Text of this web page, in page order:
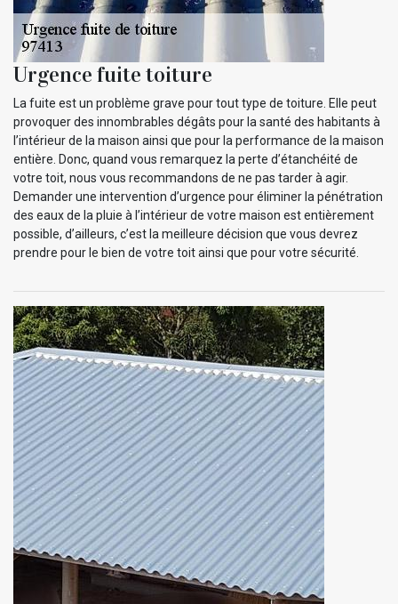
Urgence fuite toiture
La fuite est un problème grave pour tout type de toiture. Elle peut
provoquer des innombrables dégâts pour la santé des habitants à
l’intérieur de la maison ainsi que pour la performance de la maison
entière. Donc, quand vous remarquez la perte d’étanchéité de
votre toit, nous vous recommandons de ne pas tarder à agir.
Demander une intervention d’urgence pour éliminer la pénétration
des eaux de la pluie à l’intérieur de votre maison est entièrement
possible, d’ailleurs, c’est la meilleure décision que vous devrez
prendre pour le bien de votre toit ainsi que pour votre sécurité.